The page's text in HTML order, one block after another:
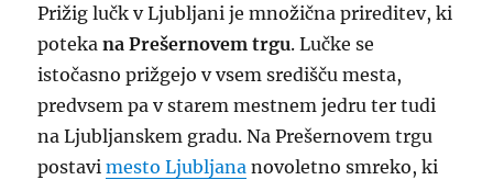
Prižig lučk v Ljubljani je množična prireditev, ki
potekana Prešernovem trgu. Lučke se
istočasno prižgejo v vsem središču mesta,
predvsem pa v starem mestnem jedru ter tudi
na Ljubljanskem gradu. Na Prešernovem trgu
postavimesto Ljubljana novoletno smreko, ki